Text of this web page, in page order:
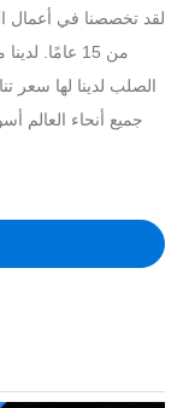
لقد تخصصنا في أعمال
من 15 عامًا.
الصلب لدينا لها سعر